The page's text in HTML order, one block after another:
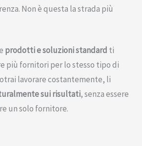
Non è questa la strada più
prodotti e soluzioni standard ti
più fornitori per lo stesso tipo di
lavorare costantemente, li
sui risultati, senza essere
un solo fornitore.